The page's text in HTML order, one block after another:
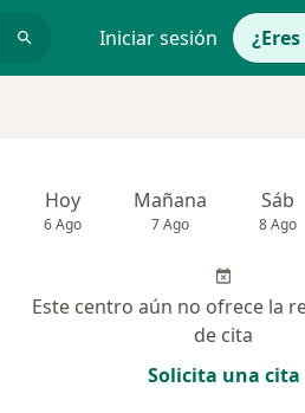
Iniciar sesión
Hoy
6 Ago
Mañana
7 Ago
Sáb
8 Ago
Este centro aún no ofrece la
de cita
Solicita una cita